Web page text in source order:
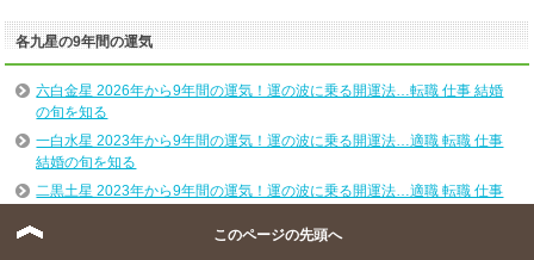
各九星の9年間の運気
六白金星 2026年から9年間の運気！運の波に乗る開運法…転職 仕事 結婚
の旬を知る
一白水星 2023年から9年間の運気！運の波に乗る開運法…適職 転職 仕事
結婚の旬を知る
二黒土星 2023年から9年間の運気！運の波に乗る開運法…適職 転職 仕事
三碧木星 2023年から9年間の運気！運の波に乗る開運法…適職 転職 仕事
このページの先頭へ